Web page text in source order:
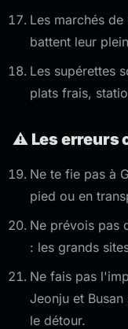
Les marchés
battent leur
Les supérettes
plats frais,
⚠️ Les erreurs
Ne te fie pas à
pied ou en
Ne prévois pas
: les grands
Ne fais pas
Jeonju et
le détour.